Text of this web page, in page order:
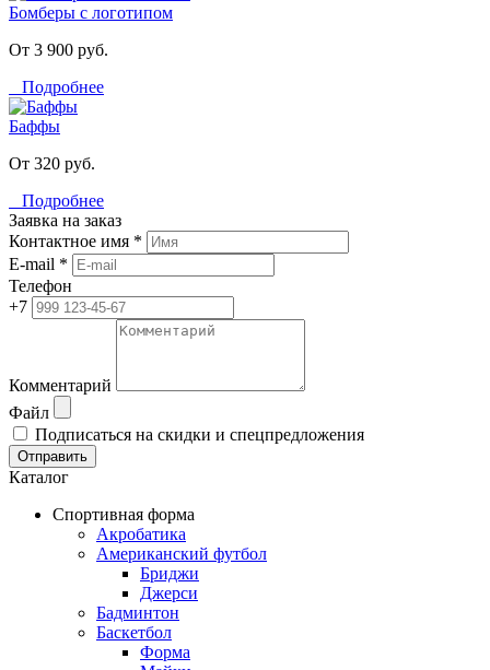
Бомберы с логотипом
От 3 900 руб.
Подробнее
Баффы
От 320 руб.
Подробнее
Заявка на заказ
Контактное имя *
E-mail *
Телефон
+7
Комментарий
Файл
Подписаться на скидки и спецпредложения
Отправить
Каталог
Спортивная форма
Акробатика
Американский футбол
Бриджи
Джерси
Бадминтон
Баскетбол
Форма